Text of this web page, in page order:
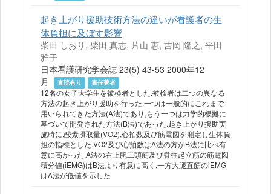
起き上がり援助技術方法の違いが看護者の生
体負担に及ぼす影響
柴田 しおり, 柴田 真志, 片山 恵, 吉岡 隆之, 平田
雅子
日本看護研究学会誌 23(5) 43-53 2000年12
月
査読有り 責任著者
12名の女子大学生を被検者とした.被検者は二つの異なる
方法の起き上がり援助を行った.一つは一般的にこれまで
用いられてきた方法(A法)であり,もう一つは力学的根拠に
基づいて開発された方法(B法)であった.起き上がり援助実
施時に,酸素摂取量(VO2),心拍数及び筋電図を測定し生体負
担の指標とした.VO2及び心拍数はA法の方がB法に比べ有
意に高かった.A法の右上腕二頭筋及び脊柱起立筋の筋電図
積分値(iEMG)はB法より有意に高く,一方大腿直筋のiEMG
はA法が低値を示した